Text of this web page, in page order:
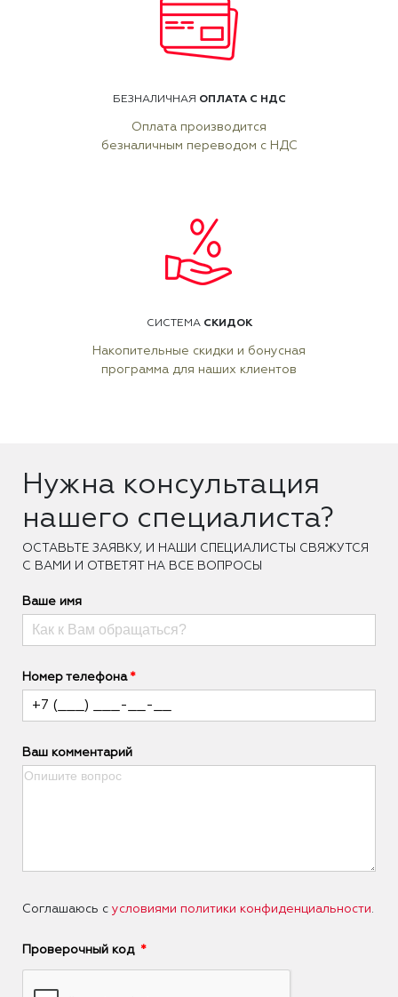
БЕЗНАЛИЧНАЯ ОПЛАТА С НДС
Оплата производится
безналичным переводом с НДС
СИСТЕМА СКИДОК
Накопительные скидки и бонусная
программа для наших клиентов
Нужна консультация
нашего специалиста?
ОCТАВЬТЕ ЗАЯВКУ, И НАШИ СПЕЦИАЛИСТЫ СВЯЖУТСЯ
С ВАМИ И ОТВЕТЯТ НА ВСЕ ВОПРОСЫ
Ваше имя
Номер телефона
Ваш комментарий
Соглашаюсь с условиями политики конфиденциальности
Проверочный код